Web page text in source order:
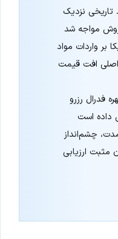
تاریخی نزدیک
بر واردات مواد
افت قیمت
فدرال رزرو
داده است
چشم‌انداز
مثبت ارزیابی